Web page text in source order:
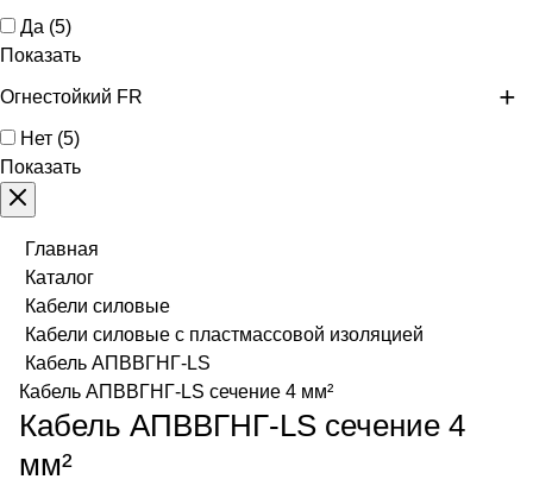
Да (5)
Показать
Огнестойкий FR
Нет (5)
Показать
Главная
Каталог
Кабели силовые
Кабели силовые с пластмассовой изоляцией
Кабель АПВВГНГ-LS
Кабель АПВВГНГ-LS сечение 4 мм²
Кабель АПВВГНГ-LS сечение 4
мм²